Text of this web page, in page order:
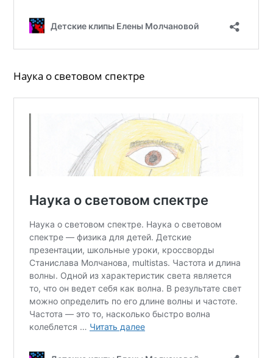
Наука о световом спектре